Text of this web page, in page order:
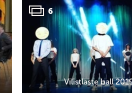
6
Vilistlaste ball